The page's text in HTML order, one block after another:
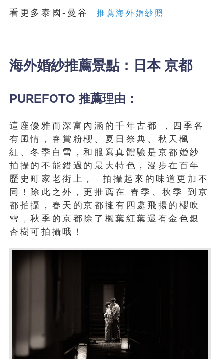
看更多泰國-曼谷推薦海外婚紗照
海外婚紗推薦景點：日本 京都
PUREFOTO 推薦理由：
這座優雅而深富內涵的千年古都 ，四季各
有風情，春賞粉櫻、夏日祭典、秋天楓
紅、冬季白雪，和服寫真體驗是京都婚紗
拍攝的不能錯過的最大特色，漫步在百年
歷史町家老街上， 拍攝起來的味道更加不
同！除此之外，更推薦在 春季、秋季 到京
都拍攝，春天的京都擁有四處飛揚的櫻吹
雪，秋季的京都除了楓葉紅葉還有金色銀
杏樹可拍攝哦！